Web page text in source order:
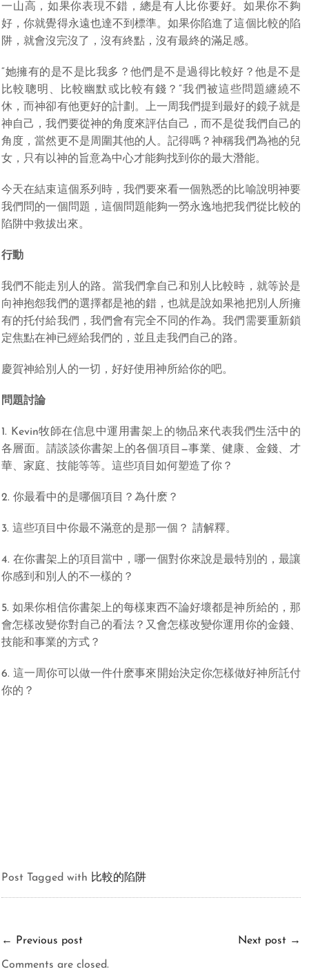
一山高，如果你表現不錯，總是有人比你要好。如果你不夠
好，你就覺得永遠也達不到標準。如果你陷進了這個比較的陷
阱，就會沒完沒了，沒有終點，沒有最終的滿足感。
“她擁有的是不是比我多？他們是不是過得比較好？他是不是
比較聰明、比較幽默或比較有錢？”我們被這些問題纏繞不
休，而神卻有他更好的計劃。上一周我們提到最好的鏡子就是
神自己，我們要從神的角度來評估自己，而不是從我們自己的
角度，當然更不是周圍其他的人。記得嗎？神稱我們為祂的兒
女，只有以神的旨意為中心才能夠找到你的最大潛能。
今天在結束這個系列時，我們要來看一個熟悉的比喻說明神要
我們問的一個問題，這個問題能夠一勞永逸地把我們從比較的
陷阱中救拔出來。
行動
我們不能走別人的路。當我們拿自己和別人比較時，就等於是
向神抱怨我們的選擇都是祂的錯，也就是說如果祂把別人所擁
有的托付給我們，我們會有完全不同的作為。我們需要重新鎖
定焦點在神已經給我們的，並且走我們自己的路。
慶賀神給別人的一切，好好使用神所給你的吧。
問題討論
1. Kevin牧師在信息中運用書架上的物品來代表我們生活中的
各層面。請談談你書架上的各個項目—事業、健康、金錢、才
華、家庭、技能等等。這些項目如何塑造了你？
2. 你最看中的是哪個項目？為什麽？
3. 這些項目中你最不滿意的是那一個？ 請解釋。
4. 在你書架上的項目當中，哪一個對你來說是最特別的，最讓
你感到和別人的不一樣的？
5. 如果你相信你書架上的每樣東西不論好壞都是神所給的，那
會怎樣改變你對自己的看法？又會怎樣改變你運用你的金錢、
技能和事業的方式？
6. 這一周你可以做一件什麽事來開始決定你怎樣做好神所託付
你的？
Post Tagged with 比較的陷阱
← Previous post Next post →
Comments are closed.